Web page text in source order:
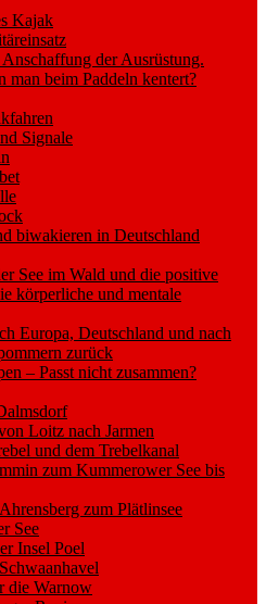
Kajak
der Ausrüstung.
man beim Paddeln kentert?
Signale
biwakieren in Deutschland
See im Wald und die positive
körperliche und mentale
Europa, Deutschland und nach
zurück
– Passt nicht zusammen?
Loitz nach Jarmen
und dem Trebelkanal
zum Kummerower See bis
zum Plätlinsee
See
Insel Poel
die Warnow